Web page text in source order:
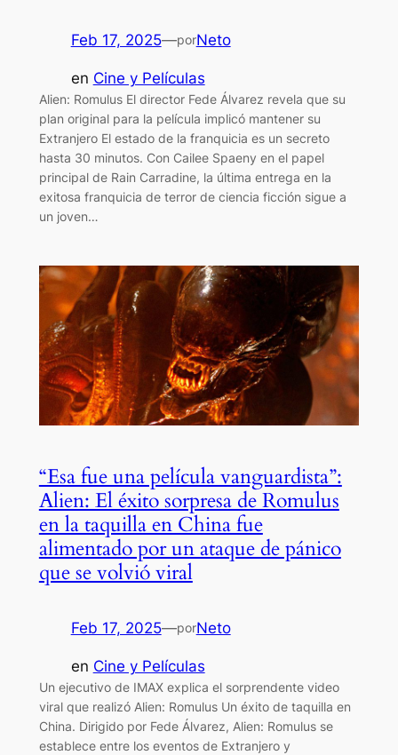
Feb 17, 2025—porNeto
en Cine y Películas
Alien: Romulus El director Fede Álvarez revela que su
plan original para la película implicó mantener su
Extranjero El estado de la franquicia es un secreto
hasta 30 minutos. Con Cailee Spaeny en el papel
principal de Rain Carradine, la última entrega en la
exitosa franquicia de terror de ciencia ficción sigue a
un joven…
“Esa fue una película vanguardista”:
Alien: El éxito sorpresa de Romulus
en la taquilla en China fue
alimentado por un ataque de pánico
que se volvió viral
Feb 17, 2025—porNeto
en Cine y Películas
Un ejecutivo de IMAX explica el sorprendente video
viral que realizó Alien: Romulus Un éxito de taquilla en
China. Dirigido por Fede Álvarez, Alien: Romulus se
establece entre los eventos de Extranjero y